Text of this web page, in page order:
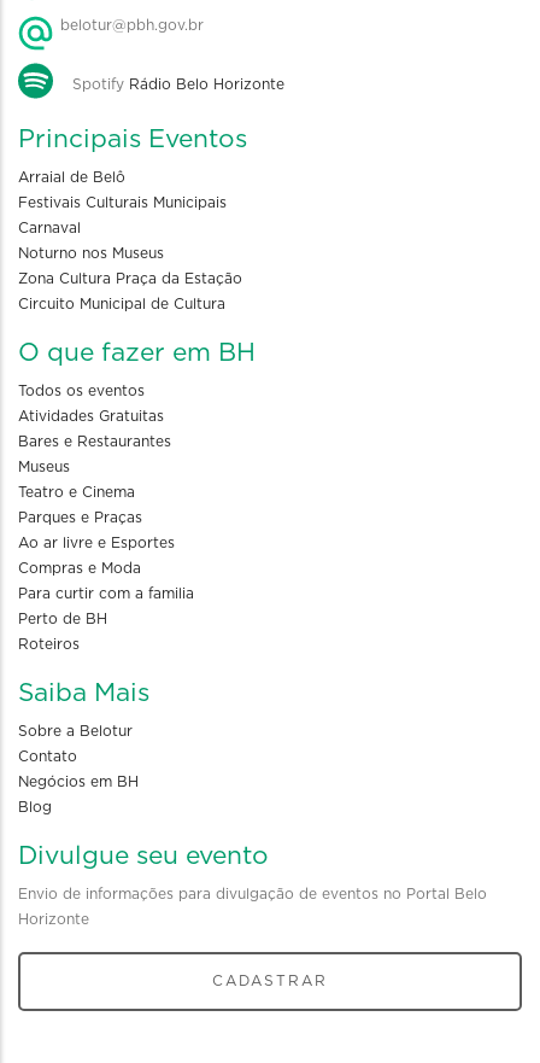
belotur@pbh.gov.br
Spotify Rádio Belo Horizonte
Principais Eventos
Arraial de Belô
Festivais Culturais Municipais
Carnaval
Noturno nos Museus
Zona Cultura Praça da Estação
Circuito Municipal de Cultura
O que fazer em BH
Todos os eventos
Atividades Gratuitas
Bares e Restaurantes
Museus
Teatro e Cinema
Parques e Praças
Ao ar livre e Esportes
Compras e Moda
Para curtir com a familia
Perto de BH
Roteiros
Saiba Mais
Sobre a Belotur
Contato
Negócios em BH
Blog
Divulgue seu evento
Envio de informações para divulgação de eventos no Portal Belo
Horizonte
CADASTRAR